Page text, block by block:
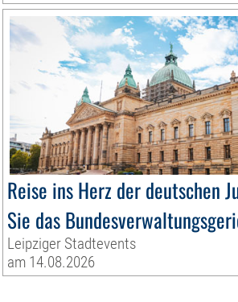
Reise ins Herz der deutschen
Sie das
Leipziger Stadtevents
am 14.08.2026